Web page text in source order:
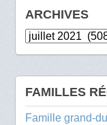
ARCHIVES
Archives
FAMILLES
Famille grand-